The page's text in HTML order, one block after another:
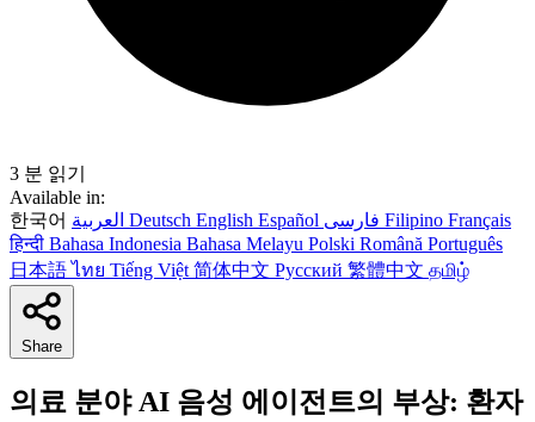
3 분 읽기
Available in:
한국어
Deutsch English Español Filipino Français
हिन्दी Bahasa Indonesia Bahasa Melayu Polski Română Português
日本語ไทย Tiếng Việt 简体中文 Русский 繁體中文 தமிழ்
Share
의료 분야 AI 음성 에이전트의 부상: 환자